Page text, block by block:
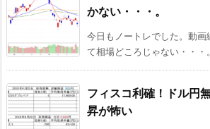
かない・・・。
今日もノートレでした。動
て相場どころじゃない・・・
フィスコ利確！ドル円
昇が怖い